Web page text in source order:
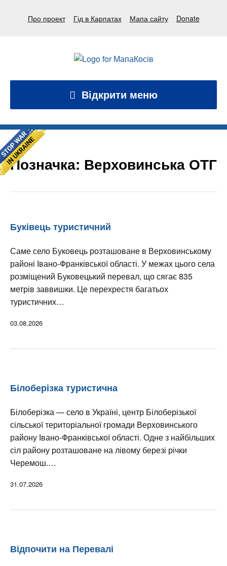
Про проект Гід в Карпатах Мапа сайту Donate
Відкрити меню
Позначка: Верховинська ОТГ
Буківець туристичний
Саме село Буковець розташоване в Верховинському
районі Івано-Франківської області. У межах цього села
розміщений Буковецький перевал, що сягає 835
метрів заввишки. Це перехрестя багатьох
туристичних…
03.08.2026
Білоберізка туристична
Білоберізка — село в Україні, центр Білоберізької
сільської територіальної громади Верховинського
району Івано-Франківської області. Одне з найбільших
сіл району розташоване на лівому березі річки
Черемош.…
31.07.2026
Відпочити на Перевалі